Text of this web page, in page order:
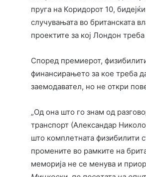
пруга на Коридорот 10,
случувањата во британската
проектите за кој Лондон
Според премиерот,
финансирањето за кое треба
заемодавател, но не откри
„Од она што го знам од
транспорт (Александар
што комплетната физибилити
промените во рамките на
меморија не се менува и